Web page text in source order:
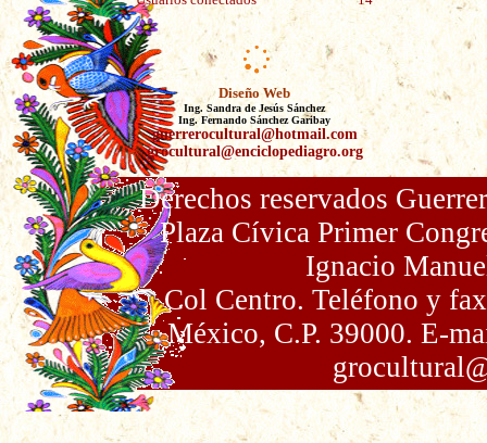
Diseño Web
Ing. Sandra de Jesús Sánchez
Ing. Fernando Sánchez Garibay
guerrerocultural@hotmail.com
grocultural@enciclopediagro.org
Derechos reservados
Plaza Cívica Primer
Ignacio
Col Centro. Teléfono y
México, C.P. 39000. E-